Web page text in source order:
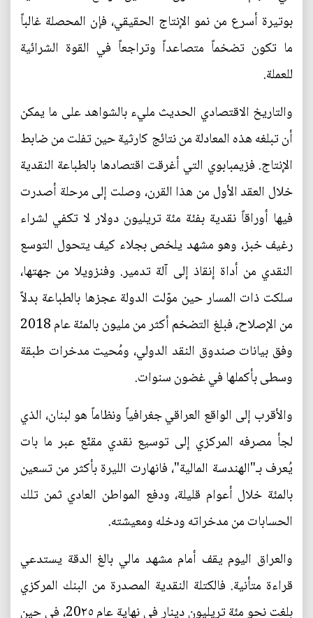
بوتيرة أسرع من نمو الإنتاج الحقيقي، فإن المحصلة غالباً
ما تكون تضخماً متصاعداً وتراجعاً في القوة الشرائية
للعملة.
والتاريخ الاقتصادي الحديث مليء بالشواهد على ما يمكن
أن تبلغه هذه المعادلة من نتائج كارثية حين تفلت من ضابط
الإنتاج. فزيمبابوي التي أغرقت اقتصادها بالطباعة النقدية
خلال العقد الأول من هذا القرن، وصلت إلى مرحلة أصدرت
فيها أوراقاً نقدية بفئة مئة تريليون دولار لا تكفي لشراء
رغيف خبز، وهو مشهد يلخص بجلاء كيف يتحول التوسع
النقدي من أداة إنقاذ إلى آلة تدمير. وفنزويلا من جهتها،
سلكت ذات المسار حين موّلت الدولة عجزها بالطباعة بدلاً
من الإصلاح، فبلغ التضخم أكثر من مليون بالمئة عام 2018
وفق بيانات صندوق النقد الدولي، ومُحيت مدخرات طبقة
وسطى بأكملها في غضون سنوات.
والأقرب إلى الواقع العراقي جغرافياً ونظاماً هو لبنان، الذي
لجأ مصرفه المركزي إلى توسيع نقدي مقنّع عبر ما بات
يُعرف بـ"الهندسة المالية"، فانهارت الليرة بأكثر من تسعين
بالمئة خلال أعوام قليلة، ودفع المواطن العادي ثمن تلك
الحسابات من مدخراته ودخله ومعيشته.
والعراق اليوم يقف أمام مشهد مالي بالغ الدقة يستدعي
قراءة متأنية. فالكتلة النقدية المصدرة من البنك المركزي
بلغت نحو مئة تريليون دينار في نهاية عام 20٢٥، في حين